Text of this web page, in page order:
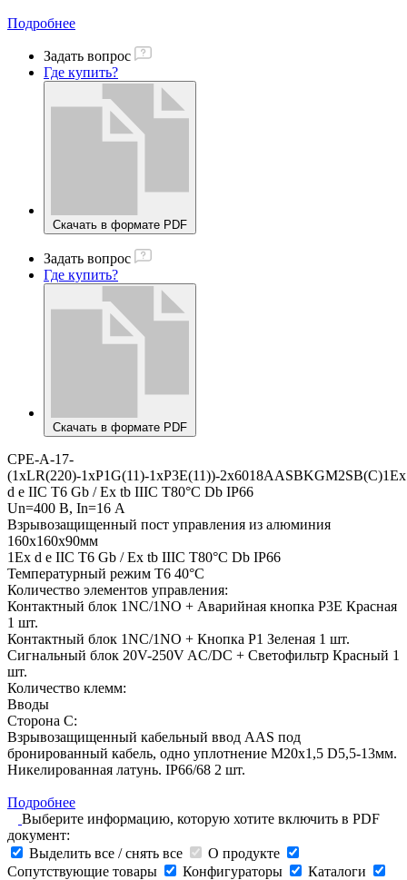
Подробнее
Задать вопрос
Где купить?
Скачать в формате PDF
Задать вопрос
Где купить?
Скачать в формате PDF
CPE-A-17-
(1xLR(220)-1xP1G(11)-1xP3E(11))-2x6018AASBKGM2SB(C)1Ex
d e IIC T6 Gb / Ex tb IIIC T80°C Db IP66
Un=400 В, In=16 А
Взрывозащищенный пост управления из алюминия
160x160x90мм
1Ex d e IIC T6 Gb / Ex tb IIIC T80°C Db IP66
Температурный режим T6 40°C
Количество элементов управления:
Контактный блок 1NC/1NO + Аварийная кнопка P3E Красная
1 шт.
Контактный блок 1NC/1NO + Кнопка P1 Зеленая 1 шт.
Сигнальный блок 20V-250V AC/DC + Светофильтр Красный 1
шт.
Количество клемм:
Вводы
Сторона C:
Взрывозащищенный кабельный ввод AAS под
бронированный кабель, одно уплотнение M20х1,5 D5,5-13мм.
Никелированная латунь. IP66/68 2 шт.
Подробнее
Выберите информацию, которую хотите включить в PDF
документ:
Выделить все / снять все
О продукте
Сопутствующие товары
Конфигураторы
Каталоги